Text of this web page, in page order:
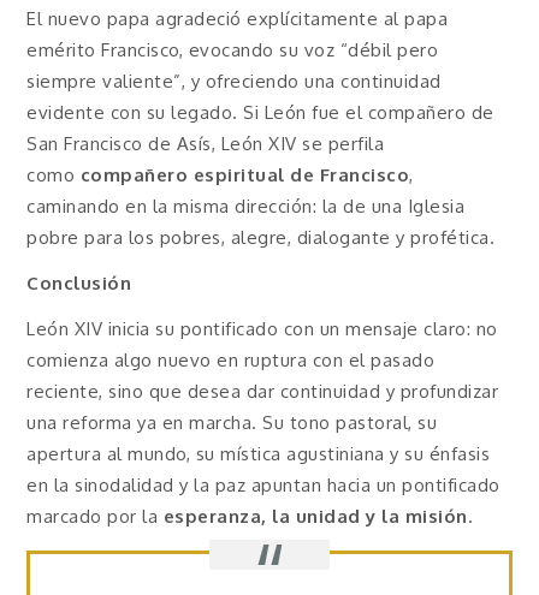
El nuevo papa agradeció explícitamente al papa
emérito Francisco, evocando su voz “débil pero
siempre valiente”, y ofreciendo una continuidad
evidente con su legado. Si León fue el compañero de
San Francisco de Asís, León XIV se perfila
como compañero espiritual de Francisco,
caminando en la misma dirección: la de una Iglesia
pobre para los pobres, alegre, dialogante y profética.
Conclusión
León XIV inicia su pontificado con un mensaje claro: no
comienza algo nuevo en ruptura con el pasado
reciente, sino que desea dar continuidad y profundizar
una reforma ya en marcha. Su tono pastoral, su
apertura al mundo, su mística agustiniana y su énfasis
en la sinodalidad y la paz apuntan hacia un pontificado
marcado por la esperanza, la unidad y la misión.